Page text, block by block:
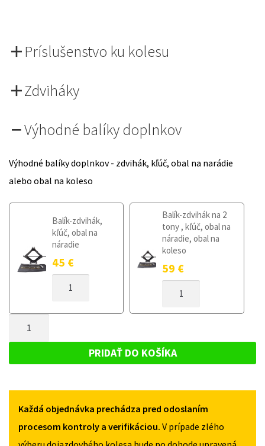
Príslušenstvo ku kolesu
Zdviháky
Výhodné balíky doplnkov
Výhodné balíky doplnkov - zdvihák, kľúč, obal na narádie
alebo obal na koleso
Balík-zdvihák,
kľúč, obal na
náradie
45 €
DOJAZDOVÉ
HYUNDAI
I
FL
5X114,3
Balík-zdvihák na 2
tony , kľúč, obal na
náradie, obal na
koleso
59 €
DOJAZDOVÉ
I
+
2011
135/80R17
HYUNDAI
PRIDAŤ DO KOŠÍKA
Každá objednávka prechádza pred odoslaním
procesom kontroly a verifikáciou. V prípade zlého